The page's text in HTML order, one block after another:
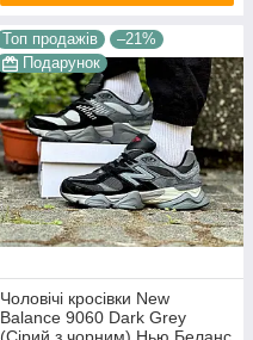
Топ продажів
–21%
Подарунок
Чоловічі кросівки New
Balance 9060 Dark Grey